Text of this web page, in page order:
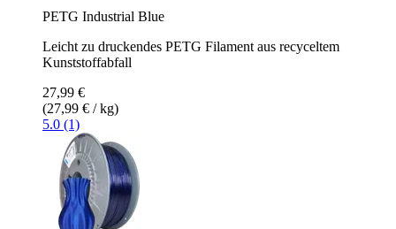
PETG Industrial Blue
Leicht zu druckendes PETG Filament aus recyceltem
Kunststoffabfall
27,99 €
(27,99 € / kg)
5.0 (1)